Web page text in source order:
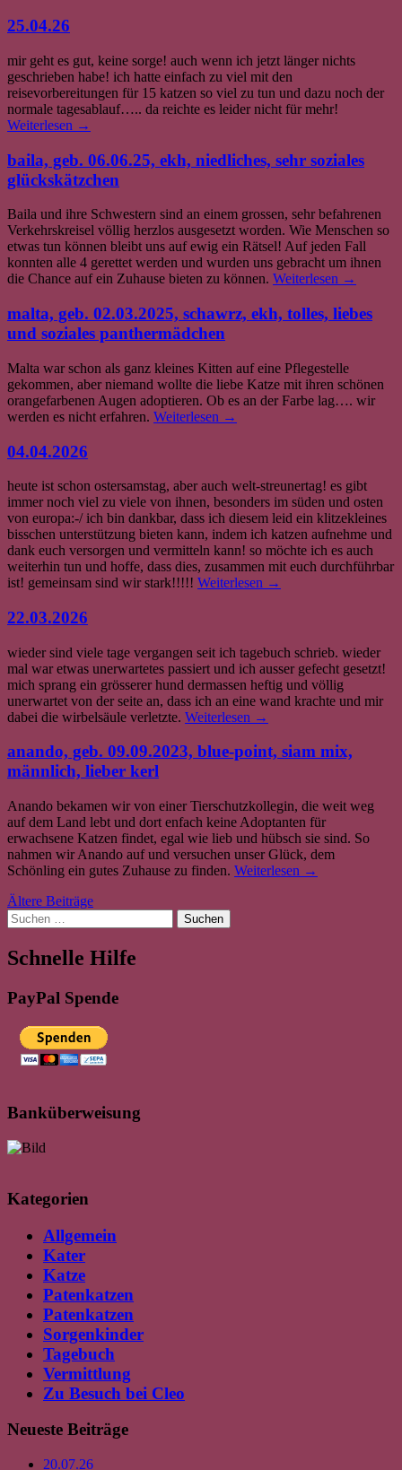
25.04.26
mir geht es gut, keine sorge! auch wenn ich jetzt länger nichts
geschrieben habe! ich hatte einfach zu viel mit den
reisevorbereitungen für 15 katzen so viel zu tun und dazu noch der
normale tagesablauf….. da reichte es leider nicht für mehr!
Weiterlesen →
baila, geb. 06.06.25, ekh, niedliches, sehr soziales
glückskätzchen
Baila und ihre Schwestern sind an einem grossen, sehr befahrenen
Verkehrskreisel völlig herzlos ausgesetzt worden. Wie Menschen so
etwas tun können bleibt uns auf ewig ein Rätsel! Auf jeden Fall
konnten alle 4 gerettet werden und wurden uns gebracht um ihnen
die Chance auf ein Zuhause bieten zu können. Weiterlesen →
malta, geb. 02.03.2025, schawrz, ekh, tolles, liebes
und soziales panthermädchen
Malta war schon als ganz kleines Kitten auf eine Pflegestelle
gekommen, aber niemand wollte die liebe Katze mit ihren schönen
orangefarbenen Augen adoptieren. Ob es an der Farbe lag…. wir
werden es nicht erfahren. Weiterlesen →
04.04.2026
heute ist schon ostersamstag, aber auch welt-streunertag! es gibt
immer noch viel zu viele von ihnen, besonders im süden und osten
von europa:-/ ich bin dankbar, dass ich diesem leid ein klitzekleines
bisschen unterstützung bieten kann, indem ich katzen aufnehme und
dank euch versorgen und vermitteln kann! so möchte ich es auch
weiterhin tun und hoffe, dass dies, zusammen mit euch durchführbar
ist! gemeinsam sind wir stark!!!!! Weiterlesen →
22.03.2026
wieder sind viele tage vergangen seit ich tagebuch schrieb. wieder
mal war etwas unerwartetes passiert und ich ausser gefecht gesetzt!
mich sprang ein grösserer hund dermassen heftig und völlig
unerwartet von der seite an, dass ich an eine wand krachte und mir
dabei die wirbelsäule verletzte. Weiterlesen →
anando, geb. 09.09.2023, blue-point, siam mix,
männlich, lieber kerl
Anando bekamen wir von einer Tierschutzkollegin, die weit weg
auf dem Land lebt und dort enfach keine Adoptanten für
erwachsene Katzen findet, egal wie lieb und hübsch sie sind. So
nahmen wir Anando auf und versuchen unser Glück, dem
Schönling ein gutes Zuhause zu finden. Weiterlesen →
Beitrags-
Navigation
Ältere Beiträge
Suchen
nach:
Schnelle Hilfe
PayPal Spende
Banküberweisung
Kategorien
Allgemein
Kater
Katze
Patenkatzen
Patenkatzen
Sorgenkinder
Tagebuch
Vermittlung
Zu Besuch bei Cleo
Neueste Beiträge
20.07.26